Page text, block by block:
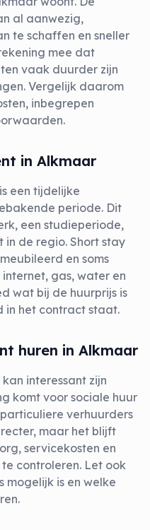
al aanwezig,
te schaffen en sneller
mee dat
vaak duurder zijn
Vergelijk daarom
inbegrepen
in Alkmaar
een tijdelijke
periode. Dit
een studieperiode,
in de regio. Short stay
en soms
gas, water en
wat bij de huurprijs is
in het contract staat.
huren in Alkmaar
interessant zijn
komt voor sociale huur
verhuurders
maar het blijft
servicekosten en
controleren. Let ook
mogelijk is en welke